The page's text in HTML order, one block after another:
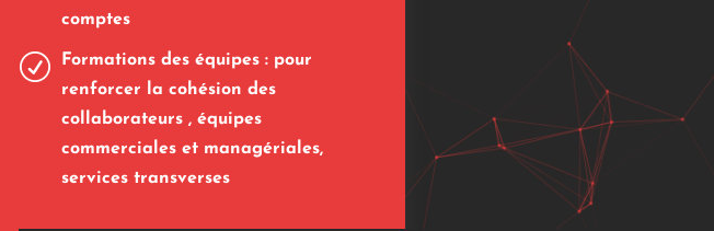
comptes
R
Formations des équipes : pour
renforcer la cohésion des
collaborateurs , équipes
commerciales et managériales,
services transverses